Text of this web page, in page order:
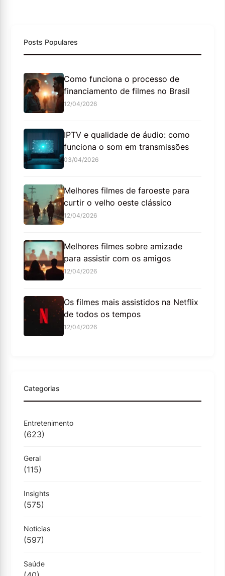
Posts Populares
Como funciona o processo de
financiamento de filmes no Brasil
12/04/2026
IPTV e qualidade de áudio: como
funciona o som em transmissões
03/04/2026
Melhores filmes de faroeste para
curtir o velho oeste clássico
12/04/2026
Melhores filmes sobre amizade
para assistir com os amigos
12/04/2026
Os filmes mais assistidos na Netflix
de todos os tempos
12/04/2026
Categorias
Entretenimento
(623)
Geral
(115)
Insights
(575)
Notícias
(597)
Saúde